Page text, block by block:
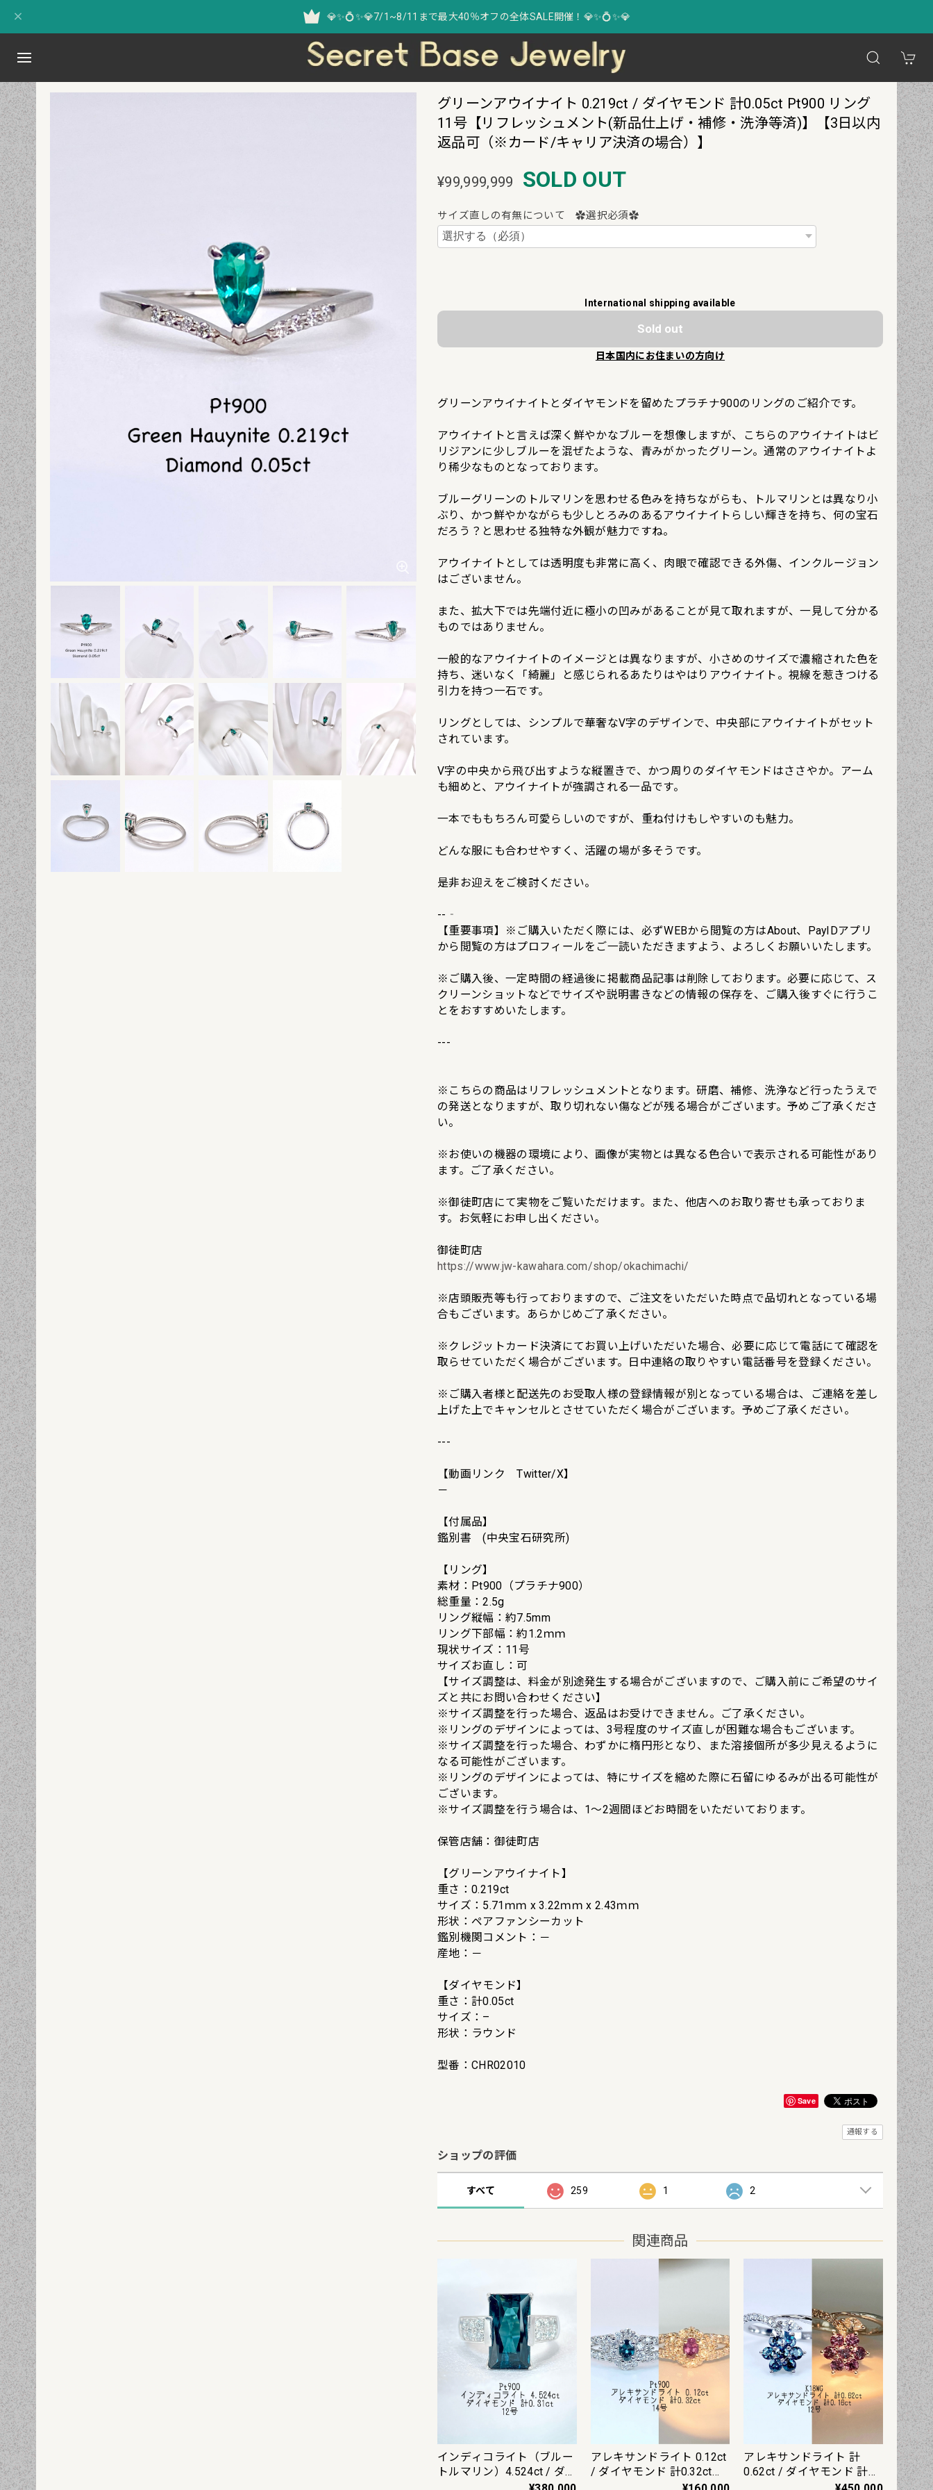
💎✨💍✨💎7/1~8/11まで最大40％オフの全体SALE開催！💎✨💍✨💎
グリーンアウイナイト 0.219ct / ダイヤモンド 計0.05ct Pt900 リング
11号【リフレッシュメント(新品仕上げ・補修・洗浄等済)】【3日以内
返品可（※カード/キャリア決済の場合）】
¥99,999,999 SOLD OUT
サイズ直しの有無について ✿選択必須✿
International shipping available
Sold out
日本国内にお住まいの方向け
グリーンアウイナイトとダイヤモンドを留めたプラチナ900のリングのご紹介です。
アウイナイトと言えば深く鮮やかなブルーを想像しますが、こちらのアウイナイトはビ
リジアンに少しブルーを混ぜたような、青みがかったグリーン。通常のアウイナイトよ
り稀少なものとなっております。
ブルーグリーンのトルマリンを思わせる色みを持ちながらも、トルマリンとは異なり小
ぶり、かつ鮮やかながらも少しとろみのあるアウイナイトらしい輝きを持ち、何の宝石
だろう？と思わせる独特な外観が魅力ですね。
アウイナイトとしては透明度も非常に高く、肉眼で確認できる外傷、インクルージョン
はございません。
また、拡大下では先端付近に極小の凹みがあることが見て取れますが、一見して分かる
ものではありません。
一般的なアウイナイトのイメージとは異なりますが、小さめのサイズで濃縮された色を
持ち、迷いなく「綺麗」と感じられるあたりはやはりアウイナイト。視線を惹きつける
引力を持つ一石です。
リングとしては、シンプルで華奢なV字のデザインで、中央部にアウイナイトがセット
されています。
V字の中央から飛び出すような縦置きで、かつ周りのダイヤモンドはささやか。アーム
も細めと、アウイナイトが強調される一品です。
一本でももちろん可愛らしいのですが、重ね付けもしやすいのも魅力。
どんな服にも合わせやすく、活躍の場が多そうです。
是非お迎えをご検討ください。
--‐
【重要事項】※ご購入いただく際には、必ずWEBから閲覧の方はAbout、PayIDアプリ
から閲覧の方はプロフィールをご一読いただきますよう、よろしくお願いいたします。
※ご購入後、一定時間の経過後に掲載商品記事は削除しております。必要に応じて、ス
クリーンショットなどでサイズや説明書きなどの情報の保存を、ご購入後すぐに行うこ
とをおすすめいたします。
---
※こちらの商品はリフレッシュメントとなります。研磨、補修、洗浄など行ったうえで
の発送となりますが、取り切れない傷などが残る場合がございます。予めご了承くださ
い。
※お使いの機器の環境により、画像が実物とは異なる色合いで表示される可能性があり
ます。ご了承ください。
※御徒町店にて実物をご覧いただけます。また、他店へのお取り寄せも承っておりま
す。お気軽にお申し出ください。
御徒町店
https://www.jw-kawahara.com/shop/okachimachi/
※店頭販売等も行っておりますので、ご注文をいただいた時点で品切れとなっている場
合もございます。あらかじめご了承ください。
※クレジットカード決済にてお買い上げいただいた場合、必要に応じて電話にて確認を
取らせていただく場合がございます。日中連絡の取りやすい電話番号を登録ください。
※ご購入者様と配送先のお受取人様の登録情報が別となっている場合は、ご連絡を差し
上げた上でキャンセルとさせていただく場合がございます。予めご了承ください。
---
【動画リンク Twitter/X】
－
【付属品】
鑑別書 (中央宝石研究所)
【リング】
素材：Pt900（プラチナ900）
総重量：2.5g
リング縦幅：約7.5mm
リング下部幅：約1.2ｍｍ
現状サイズ：11号
サイズお直し：可
【サイズ調整は、料金が別途発生する場合がございますので、ご購入前にご希望のサイ
ズと共にお問い合わせください】
※サイズ調整を行った場合、返品はお受けできません。ご了承ください。
※リングのデザインによっては、3号程度のサイズ直しが困難な場合もございます。
※サイズ調整を行った場合、わずかに楕円形となり、また溶接個所が多少見えるように
なる可能性がございます。
※リングのデザインによっては、特にサイズを縮めた際に石留にゆるみが出る可能性が
ございます。
※サイズ調整を行う場合は、1〜2週間ほどお時間をいただいております。
保管店舗：御徒町店
【グリーンアウイナイト】
重さ：0.219ct
サイズ：5.71ｍｍ x 3.22ｍｍ x 2.43ｍｍ
形状：ペアファンシーカット
鑑別機関コメント：－
産地：－
【ダイヤモンド】
重さ：計0.05ct
サイズ：–
形状：ラウンド
型番：CHR02010
Save
通報する
ショップの評価
すべて 259 1 2
関連商品
インディコライト（ブルー
トルマリン）4.524ct / ダ
イヤモンド 計0.31ct Pt900
アレキサンドライト 0.12ct
/ ダイヤモンド 計0.32ct
Pt900 リング 14号【リフ
アレキサンドライト 計
0.62ct / ダイヤモンド 計